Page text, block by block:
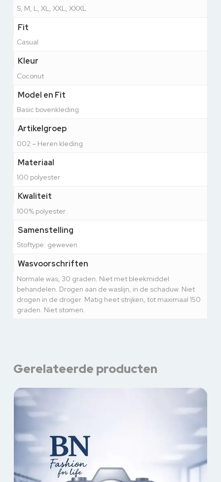
S, M, L, XL, XXL, XXXL
Fit
Casual
Kleur
Coconut
Model en Fit
Basic bovenkleding
Artikelgroep
002 – Heren kleding
Materiaal
100 polyester
Kwaliteit
100% polyester
Samenstelling
Stoftype: geweven
Wasvoorschriften
Normale was, 30 graden. Niet met bleekmiddel
behandelen. Drogen aan de waslijn, in de schaduw. Niet
drogen in de droger. Matig heet strijken, tot maximaal 150
graden. Niet stomen.
Gerelateerde producten